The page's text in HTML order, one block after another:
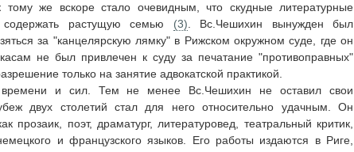
тому же вскоре стало очевидным, что скудные литературные
содержать растущую семью (3). Вс.Чешихин вынужден был
за "канцелярскую лямку" в Рижском окружном суде, где он
не был привлечен к суду за печатание "противоправных"
только на занятие адвокатской практикой.
и сил. Тем не менее Вс.Чешихин не оставил свои
двух столетий стал для него относительно удачным. Он
прозаик, поэт, драматург, литературовед, театральный критик,
и французского языков. Его работы издаются в Риге,